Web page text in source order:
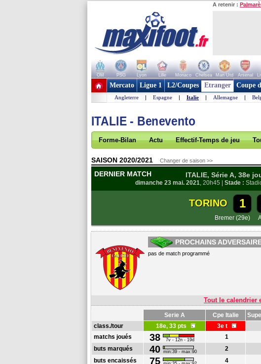
A retenir :
OM PSG Lyon Lille Monaco Chelsea Man Utd Arsenal
+ de clubs
Mercato Ligue 1 L2/Coupes Etranger Coupe
Angleterre | Espagne | Italie | Allemagne |
ITALIE - Benevento
Forme-Bilan Actu Effectif-Temps de jeu
SAISON 2020/2021
Changer de saison >>
DERNIER MATCH ITALIE, Série A, 38e
dimanche 23 mai. 2021, 20h45 | Stade :
TORINO 1
Bremer (29e)
PROCHAINS
pas de match programmé
Tout le calendrier
Serie A Cpe Italie
class./tour
18e, 33 pts 3e t
matchs joués 38 7v - 12n - 19d 1
buts marqués
40 min:39 - max:90 2
buts encaissés
75 4